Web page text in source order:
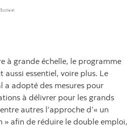
à grande échelle, le programme
aussi essentiel, voire plus. Le
a adopté des mesures pour
à délivrer pour les grands
autres l’approche d’« un
» afin de réduire le double emploi,